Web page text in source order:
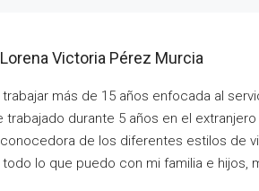
Victoria Pérez Murcia
más de 15 años enfocada al
trabajado durante 5 años en el
de los diferentes estilos de
todo lo que puedo con mi familia e